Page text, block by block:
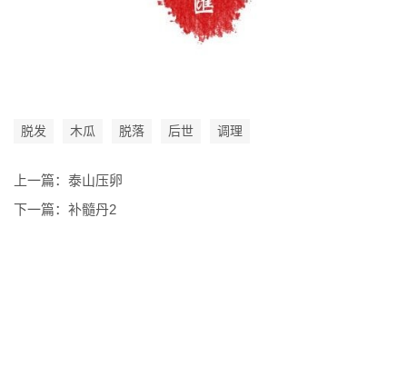
脱发 木瓜 脱落 后世 调理
上一篇： 泰山压卵
下一篇： 补髓丹2